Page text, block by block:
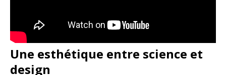
Une esthétique entre science et
design